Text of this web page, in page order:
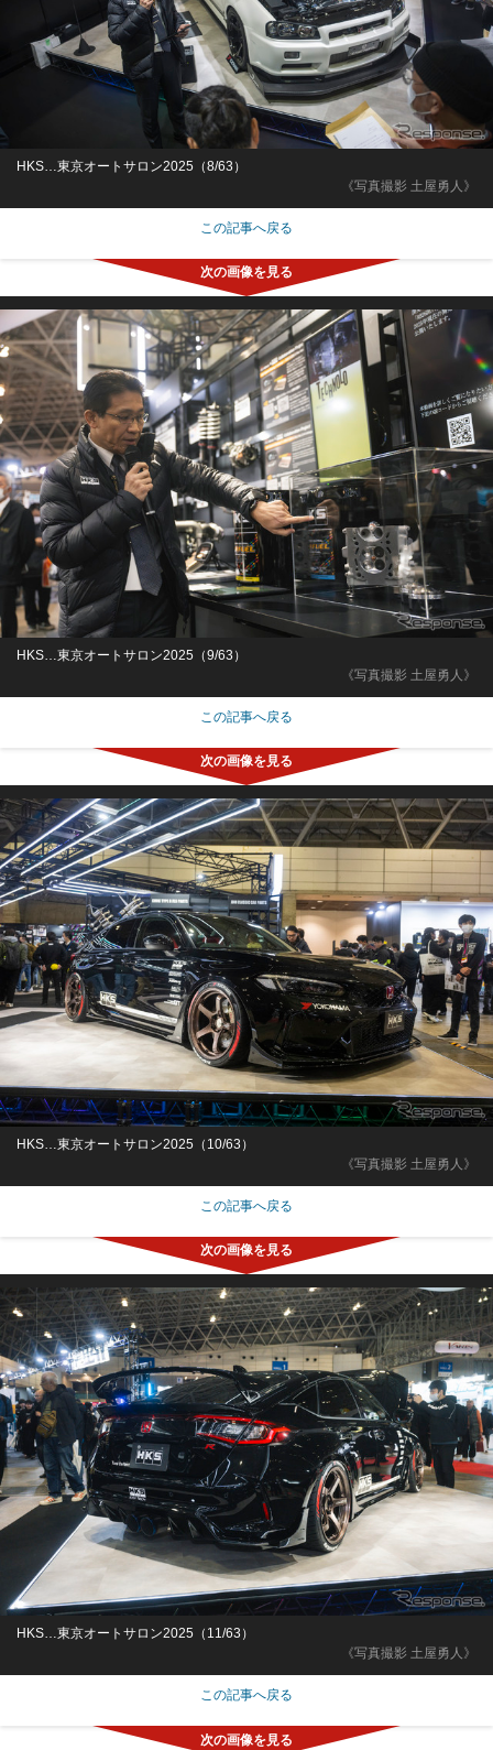
《写真撮影 土屋勇人》
HKS…東京オートサロン2025（8/63）
この記事へ戻る
《写真撮影 土屋勇人》
HKS…東京オートサロン2025（9/63）
この記事へ戻る
《写真撮影 土屋勇人》
HKS…東京オートサロン2025（10/63）
この記事へ戻る
《写真撮影 土屋勇人》
HKS…東京オートサロン2025（11/63）
この記事へ戻る